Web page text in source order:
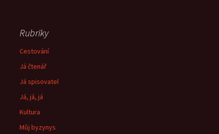
Rubriky
Cestování
Já čtenář
Já spisovatel
Já, já, já
Kultura
Můj byzynys